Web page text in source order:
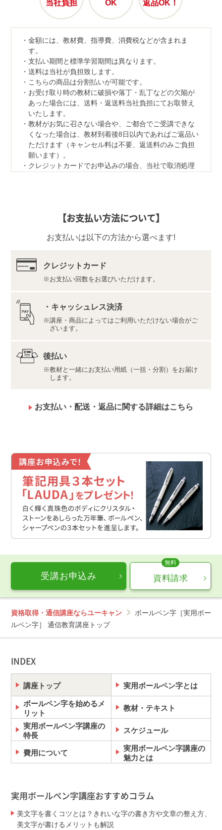
当社負担 OK 返品OK！
金額には、教材費、指導費、消費税などが含まれま
す。
支払い期間と標準学習期間は異なります。
送料は当社が負担致します。
こちらの商品は分割払いが可能です。
お受け取り時の教材に破損や落丁・乱丁などの欠陥が
あった場合には、送料・返送料当社負担にてお取替え
いたします。
教材がお気に召さない場合や、ご都合でご受講できな
くなった場合は、教材到着後8日以内であればご返品い
ただけます（キャンセル料は不要、返送料のみご負担
願います）。
クレジットカードでお申込みの場合、当社で取消処理
〒350-1111
株式会社ユーキャンロジ
内容・仕様・画面のイメージは変更になる場合があり
ます。
硬筆書写技能検定３級の受験はご希望の方のみです(有
料)。お申込みなどのお手続きはご自身にて直接行って
講座の修了証はご希望の方のみ発行いたします。な
お、発行には別途費用がかかります。
【「合格デジタルサポート」ツールについて】
最新の推奨環境は
利用規約はこちら
●ご利用上の注意
ンターネット接続料金等はお客様のご負担となりま
す。
受講期限内でのみご利用になれます。
紙で提供されるすべての教材が、デジタルテキストと
しても提供されるわけではありません。
画面のイメージは変更になる場合があります。
【お支払い方法について】
お支払いは以下の方法から選べます!
クレジットカード
お支払い回数をお選びいただけます。
・キャッシュレス決済
講座・商品によってはご利用いただけない場合がご
ざいます。
後払い
教材と一緒にお支払い用紙（一括・分割）をお届け
します。
お支払い・配送・返品に関する詳細はこちら
受講お申込み 資料請求
資格取得・通信講座ならユーキャン
ボールペン字［実用ボー
ルペン字］ 通信教育講座トップ
INDEX
講座トップ 実用ボールペン字とは
ボールペン字を始めるメ
リット
教材・テキスト
実用ボールペン字講座の
特長
スケジュール
費用について
実用ボールペン字講座の
魅力とは
実用ボールペン字講座おすすめコラム
美文字を書くコツとは？きれいな字の書き方や文章の整え方、
美文字が書けるメリットも解説